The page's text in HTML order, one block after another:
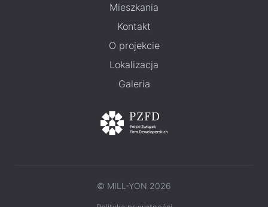
Mieszkania
Kontakt
O projekcie
Lokalizacja
Galeria
© MILL-YON 2026